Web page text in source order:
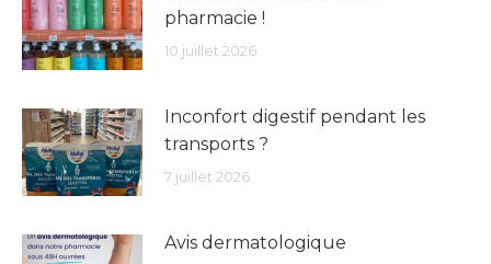
pharmacie !
10 juillet 2026
Inconfort digestif pendant les
transports ?
7 juillet 2026
Avis dermatologique